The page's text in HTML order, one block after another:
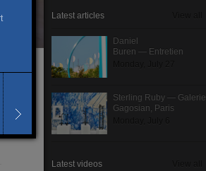
Latest articles View all
Daniel
Buren — Entretien
Monday, July 27
Sterling Ruby — Galerie
Gagosian, Paris
Monday, July 6
Latest videos View all